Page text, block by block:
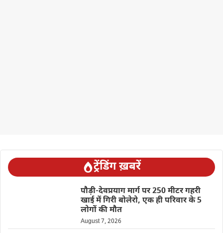
ट्रेंडिंग ख़बरें
पौड़ी-देवप्रयाग मार्ग पर 250 मीटर गहरी
खाई में गिरी बोलेरो, एक ही परिवार के 5
लोगों की मौत
August 7, 2026